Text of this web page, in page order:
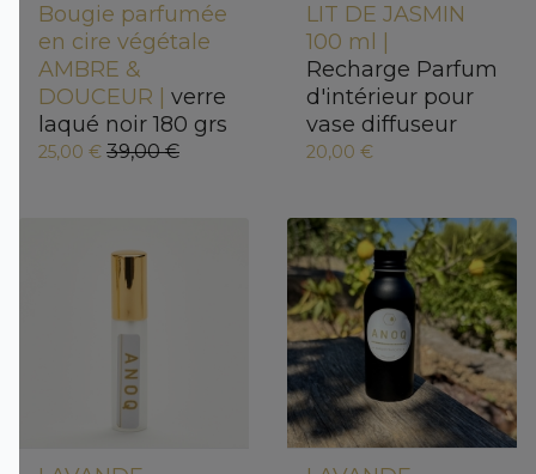
Bougie parfumée
en cire végétale
AMBRE &
DOUCEUR | verre
laqué noir 180 grs
25,00 € 39,00 €
LIT DE JASMIN
100 ml |
Recharge Parfum
d'intérieur pour
vase diffuseur
20,00 €